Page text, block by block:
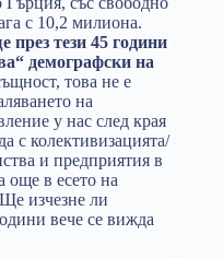
с 10,2 милиона.
през тези 45 години
демографски на
това не е
на
у нас след края
с колективизацията/
и предприятия в
още в есето на
изчезне ли
вече се вижда